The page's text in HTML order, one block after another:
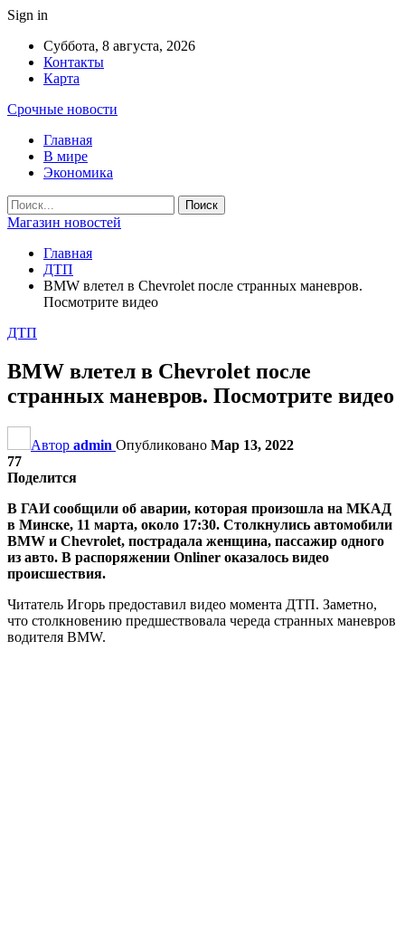
Sign in
Суббота, 8 августа, 2026
Контакты
Карта
Срочные новости
Главная
В мире
Экономика
Магазин новостей
Главная
ДТП
BMW влетел в Chevrolet после странных маневров.
Посмотрите видео
ДТП
BMW влетел в Chevrolet после
странных маневров. Посмотрите видео
Автор admin Опубликовано Мар 13, 2022
77
Поделится
В ГАИ сообщили об аварии, которая произошла на МКАД
в Минске, 11 марта, около 17:30. Столкнулись автомобили
BMW и Chevrolet, пострадала женщина, пассажир одного
из авто. В распоряжении Onliner оказалось видео
происшествия.
Читатель Игорь предоставил видео момента ДТП. Заметно,
что столкновению предшествовала череда странных маневров
водителя BMW.